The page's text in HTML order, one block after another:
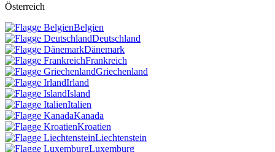
Österreich
Belgien
Deutschland
Dänemark
Frankreich
Griechenland
Irland
Island
Italien
Kanada
Kroatien
Liechtenstein
Luxemburg